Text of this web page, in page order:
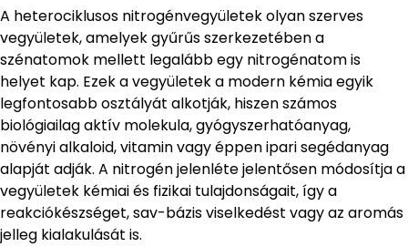
A heterociklusos nitrogénvegyületek olyan szerves
vegyületek, amelyek gyűrűs szerkezetében a
szénatomok mellett legalább egy nitrogénatom is
helyet kap. Ezek a vegyületek a modern kémia egyik
legfontosabb osztályát alkotják, hiszen számos
biológiailag aktív molekula, gyógyszerhatóanyag,
növényi alkaloid, vitamin vagy éppen ipari segédanyag
alapját adják. A nitrogén jelenléte jelentősen módosítja a
vegyületek kémiai és fizikai tulajdonságait, így a
reakciókészséget, sav-bázis viselkedést vagy az aromás
jelleg kialakulását is.